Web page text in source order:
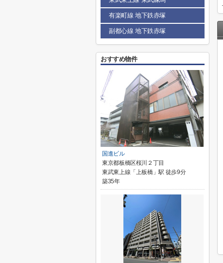
有楽町線 地下鉄赤塚
副都心線 地下鉄赤塚
おすすめ物件
国進ビル
東京都板橋区桜川２丁目
東武東上線「上板橋」駅 徒歩9分
築35年